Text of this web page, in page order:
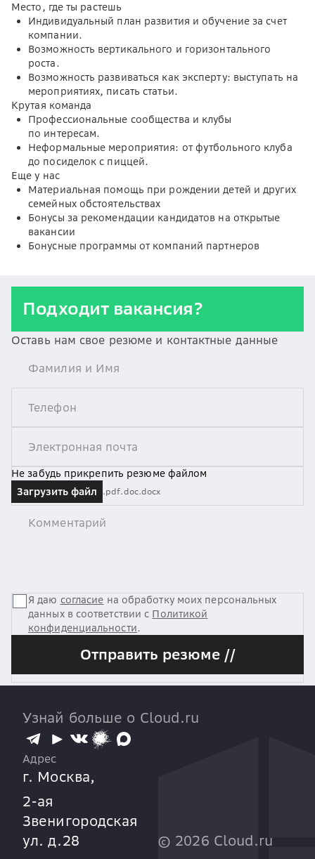
Место, где ты растешь
Индивидуальный план развития и обучение за счет
компании.
Возможность вертикального и горизонтального
роста.
Возможность развиваться как эксперту: выступать на
мероприятиях, писать статьи.
Крутая команда
Профессиональные сообщества и клубы
по интересам.
Неформальные мероприятия: от футбольного клуба
до посиделок с пиццей.
Еще у нас
Материальная помощь при рождении детей и других
семейных обстоятельствах
Бонусы за рекомендации кандидатов на открытые
вакансии
Бонусные программы от компаний партнеров
Подходит вакансия?
Оставь нам свое резюме и контактные данные
Не забудь прикрепить резюме файлом
Загрузить файл
.pdf.doc.docx
Я даю согласие на обработку моих персональных
данных в соответствии с Политикой
конфиденциальности.
Отправить резюме //
Узнай больше о Cloud.ru
© 2026 Cloud.ru
Адрес
г. Москва,
2-ая
Звенигородская
ул. д.28